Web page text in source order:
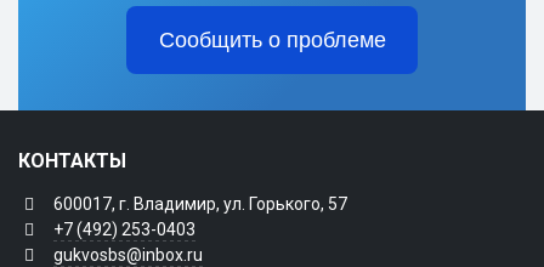
Сообщить о проблеме
КОНТАКТЫ
600017, г. Владимир, ул. Горького, 57
+7 (492) 253-0403
gukvosbs@inbox.ru